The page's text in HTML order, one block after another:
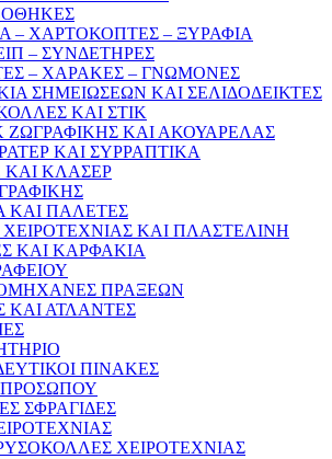
– ΧΑΡΤΟΚΟΠΤΕΣ – ΞΥΡΑΦΙΑ
– ΣΥΝΔΕΤΗΡΕΣ
– ΧΑΡΑΚΕΣ – ΓΝΩΜΟΝΕΣ
ΣΗΜΕΙΩΣΕΩΝ ΚΑΙ ΣΕΛΙΔΟΔΕΙΚΤΕΣ
ΚΑΙ ΣΤΙΚ
ΚΑΙ ΑΚΟΥΑΡΕΛΑΣ
ΚΑΙ ΣΥΡΡΑΠΤΙΚΑ
ΚΑΙ ΚΛΑΣΕΡ
ΚΑΙ ΠΑΛΕΤΕΣ
ΚΑΙ ΠΛΑΣΤΕΛΙΝΗ
ΚΑΙ ΚΑΡΦΑΚΙΑ
ΠΡΑΞΕΩΝ
ΚΑΙ ΑΤΛΑΝΤΕΣ
ΠΙΝΑΚΕΣ
ΣΦΡΑΓΙΔΕΣ
ΧΕΙΡΟΤΕΧΝΙΑΣ